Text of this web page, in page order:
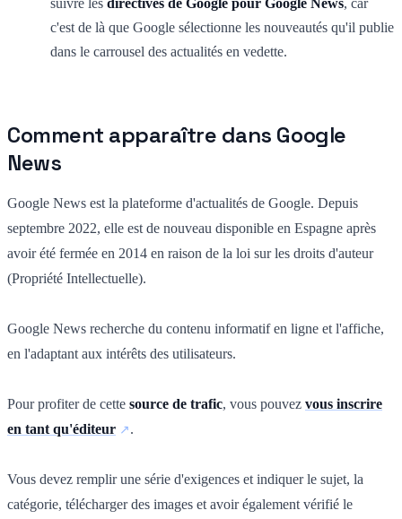
c'est de là que Google sélectionne les nouveautés qu'il publie
dans le carrousel des actualités en vedette.
Comment apparaître dans Google
News
Google News est la plateforme d'actualités de Google. Depuis
septembre 2022, elle est de nouveau disponible en Espagne après
avoir été fermée en 2014 en raison de la loi sur les droits d'auteur
(Propriété Intellectuelle).
Google News recherche du contenu informatif en ligne et l'affiche,
en l'adaptant aux intérêts des utilisateurs.
Pour profiter de cette source de trafic, vous pouvez vous inscrire
en tant qu'éditeur
.
Vous devez remplir une série d'exigences et indiquer le sujet, la
catégorie, télécharger des images et avoir également vérifié le